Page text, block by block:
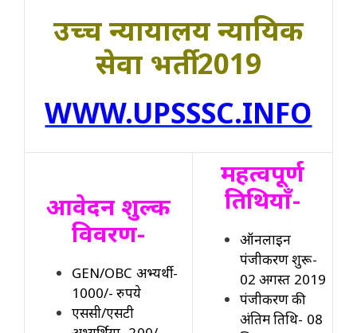
उच्च न्यायालय न्यायिक
सेवा भर्ती 2019
WWW.UPSSSC.INFO
आवेदन शुल्क
विवरण-
GEN/OBC अभ्यर्थी-
1000/- रुपये
एससी/एसटी
महत्वपूर्ण
तिथियाँ-
ऑनलाइन
पंजीकरण शुरू-
02 अगस्त 2019
पंजीकरण की
अंतिम तिथि- 08